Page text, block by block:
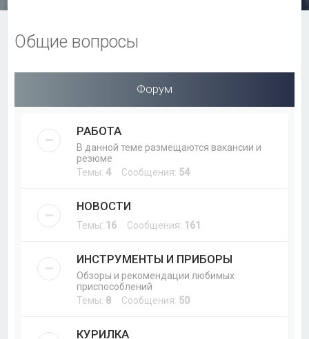
Общие вопросы
Форум
РАБОТА
В данной теме размещаются вакансии и
резюме
Темы:4 Сообщения: 54
НОВОСТИ
Темы: 16 Сообщения: 161
ИНСТРУМЕНТЫ И ПРИБОРЫ
Обзоры и рекомендации любимых
приспособлений
Темы: 8 Сообщения: 50
КУРИЛКА